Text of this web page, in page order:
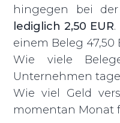
hingegen bei
lediglich 2,50 EUR
einem Beleg 47,50
Wie viele
Unternehmen
Wie viel Geld
momentan Monat